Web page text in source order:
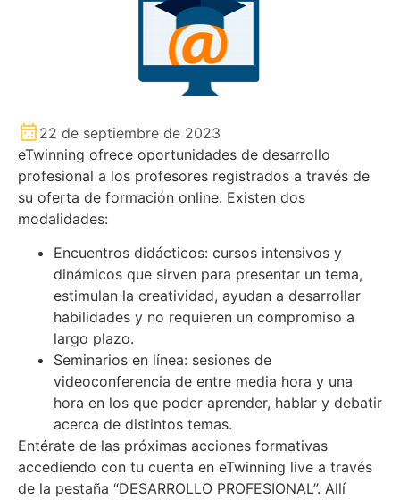
22 de septiembre de 2023
eTwinning ofrece oportunidades de desarrollo
profesional a los profesores registrados a través de
su oferta de formación online. Existen dos
modalidades:
Encuentros didácticos: cursos intensivos y
dinámicos que sirven para presentar un tema,
estimulan la creatividad, ayudan a desarrollar
habilidades y no requieren un compromiso a
largo plazo.
Seminarios en línea: sesiones de
videoconferencia de entre media hora y una
hora en los que poder aprender, hablar y debatir
acerca de distintos temas.
Entérate de las próximas acciones formativas
accediendo con tu cuenta en eTwinning live a través
de la pestaña “DESARROLLO PROFESIONAL”. Allí